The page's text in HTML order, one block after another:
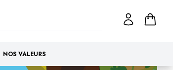
NOS VALEURS